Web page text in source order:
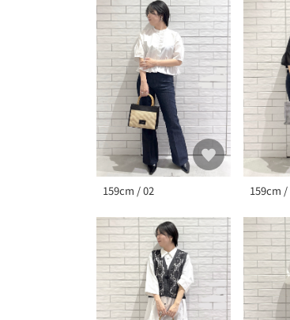
159cm / 02 159cm /